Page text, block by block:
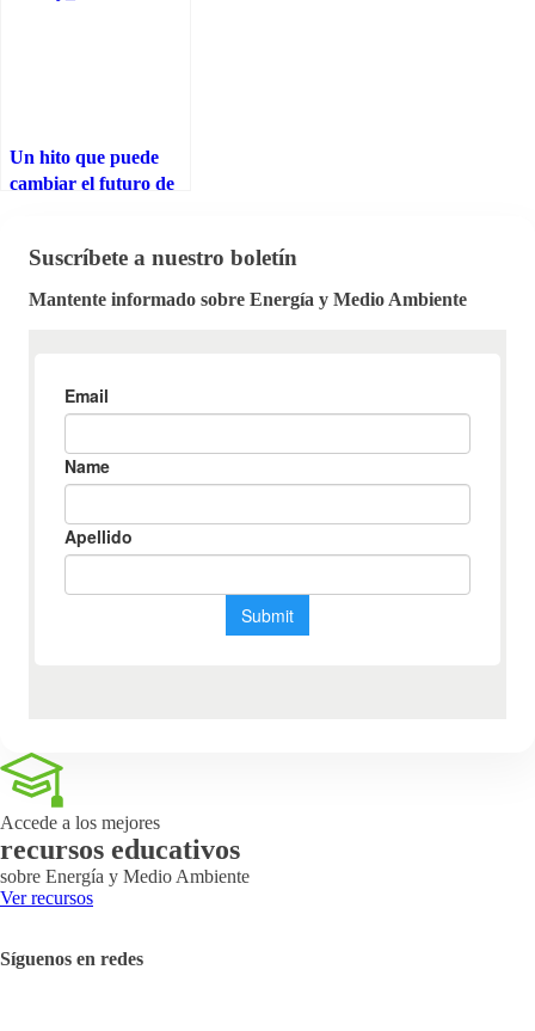
Un hito que puede
cambiar el futuro de
durar 6.000 años
Suscríbete a nuestro boletín
Mantente informado sobre Energía y Medio Ambiente
Accede a los mejores
recursos educativos
sobre Energía y Medio Ambiente
Ver recursos
Síguenos en redes